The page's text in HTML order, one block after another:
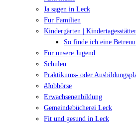
Ja sagen in Leck
Für Familien
Kindergärten |
So finde ich eine
Für unsere Jugend
Schulen
Praktikums- oder
#Jobbörse
Erwachsenenbildung
Gemeindebücherei Leck
Fit und gesund in Leck